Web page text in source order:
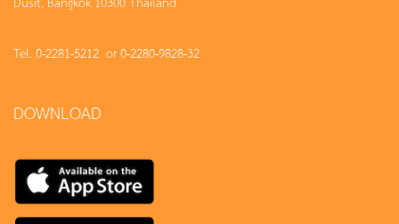
Tel. 0-2281-5212 or 0-2280-9828-32
DOWNLOAD